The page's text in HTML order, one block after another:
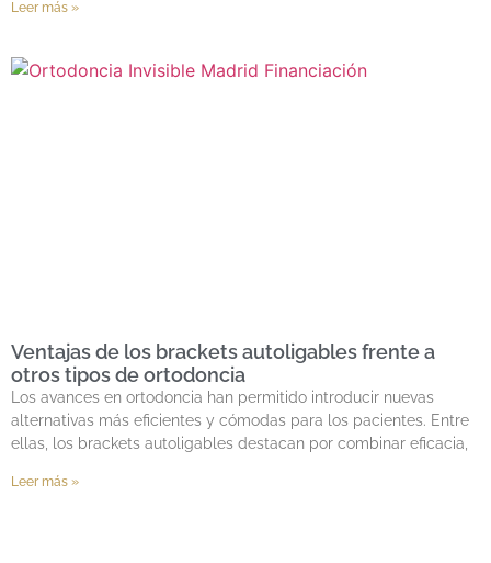
Leer más »
Ventajas de los brackets autoligables frente a
otros tipos de ortodoncia
Los avances en ortodoncia han permitido introducir nuevas
alternativas más eficientes y cómodas para los pacientes. Entre
ellas, los brackets autoligables destacan por combinar eficacia,
Leer más »